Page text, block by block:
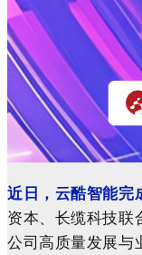
近日，云酷智能完
资本、长缆科技联
公司高质量发展与